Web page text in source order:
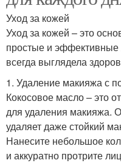
Уход за кожей
Уход за кожей – это
простые и
всегда выглядела
1. Удаление макияжа с
Кокосовое масло – это
для удаления макияжа.
удаляет даже стойкий
Нанесите небольшое
и аккуратно протрите